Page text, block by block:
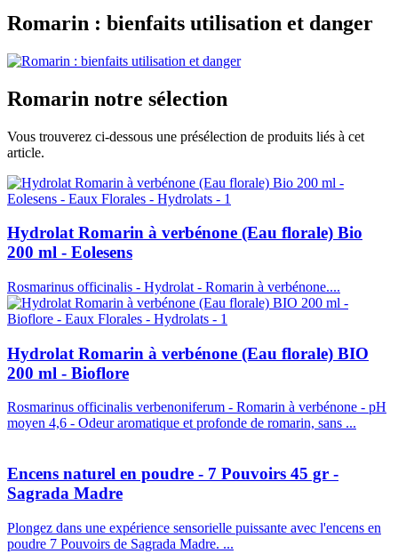
Romarin : bienfaits utilisation et danger
Romarin notre sélection
Vous trouverez ci-dessous une présélection de produits liés à cet
article.
Hydrolat Romarin à verbénone (Eau florale) Bio
200 ml - Eolesens
Rosmarinus officinalis - Hydrolat - Romarin à verbénone....
Hydrolat Romarin à verbénone (Eau florale) BIO
200 ml - Bioflore
Rosmarinus officinalis verbenoniferum - Romarin à verbénone - pH
moyen 4,6 - Odeur aromatique et profonde de romarin, sans ...
Encens naturel en poudre - 7 Pouvoirs 45 gr -
Sagrada Madre
Plongez dans une expérience sensorielle puissante avec l'encens en
poudre 7 Pouvoirs de Sagrada Madre. ...